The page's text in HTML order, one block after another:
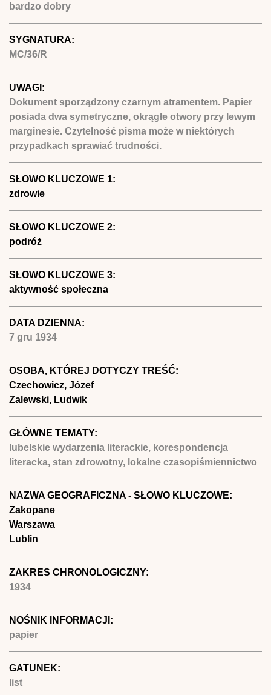
bardzo dobry
SYGNATURA:
MC/36/R
UWAGI:
Dokument sporządzony czarnym atramentem. Papier
posiada dwa symetryczne, okrągłe otwory przy lewym
marginesie. Czytelność pisma może w niektórych
przypadkach sprawiać trudności.
SŁOWO KLUCZOWE 1:
zdrowie
SŁOWO KLUCZOWE 2:
podróż
SŁOWO KLUCZOWE 3:
aktywność społeczna
DATA DZIENNA:
7 gru 1934
OSOBA, KTÓREJ DOTYCZY TREŚĆ:
Czechowicz, Józef
Zalewski, Ludwik
GŁÓWNE TEMATY:
lubelskie wydarzenia literackie, korespondencja
literacka, stan zdrowotny, lokalne czasopiśmiennictwo
NAZWA GEOGRAFICZNA - SŁOWO KLUCZOWE:
Zakopane
Warszawa
Lublin
ZAKRES CHRONOLOGICZNY:
1934
NOŚNIK INFORMACJI:
papier
GATUNEK:
list